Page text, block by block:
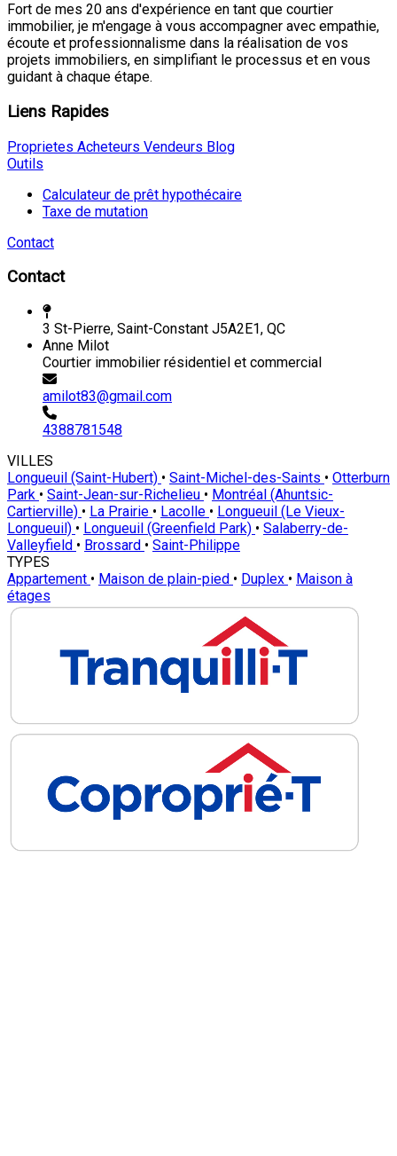
Fort de mes 20 ans d'expérience en tant que courtier
immobilier, je m'engage à vous accompagner avec empathie,
écoute et professionnalisme dans la réalisation de vos
projets immobiliers, en simplifiant le processus et en vous
guidant à chaque étape.
Liens Rapides
Proprietes Acheteurs Vendeurs Blog
Outils
Calculateur de prêt hypothécaire
Taxe de mutation
Contact
Contact
3 St-Pierre, Saint-Constant J5A2E1, QC
Anne Milot
Courtier immobilier résidentiel et commercial
amilot83@gmail.com
4388781548
VILLES
Longueuil (Saint-Hubert) • Saint-Michel-des-Saints • Otterburn
Park • Saint-Jean-sur-Richelieu • Montréal (Ahuntsic-
Cartierville) • La Prairie • Lacolle • Longueuil (Le Vieux-
Longueuil) • Longueuil (Greenfield Park) • Salaberry-de-
Valleyfield • Brossard • Saint-Philippe
TYPES
Appartement • Maison de plain-pied • Duplex • Maison à
étages